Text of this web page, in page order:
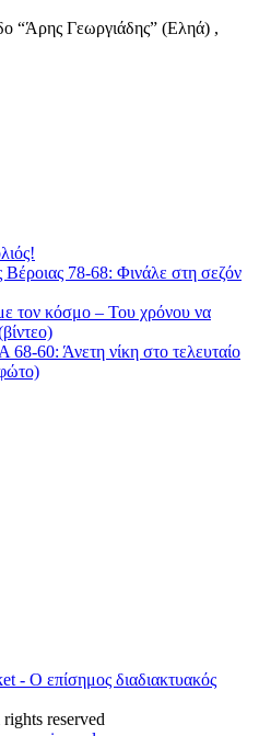
“Άρης Γεωργιάδης” (Εληά) ,
78-68: Φινάλε στη σεζόν
τον κόσμο – Του χρόνου να
60: Άνετη νίκη στο τελευταίο
- Ο επίσημος διαδιακτυακός
reserved